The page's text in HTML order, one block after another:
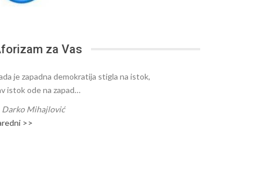
za Vas
je zapadna demokratija stigla na istok,
istok ode na zapad…
Darko Mihajlović
>>